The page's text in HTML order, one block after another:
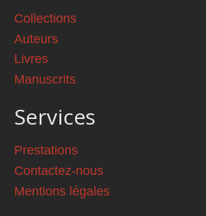
Collections
Auteurs
Livres
Manuscrits
Services
Prestations
Contactez-nous
Mentions légales